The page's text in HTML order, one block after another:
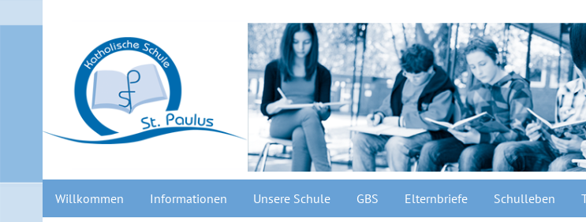
Willkommen Informationen Unsere Schule GBS Elternbriefe Schulleben